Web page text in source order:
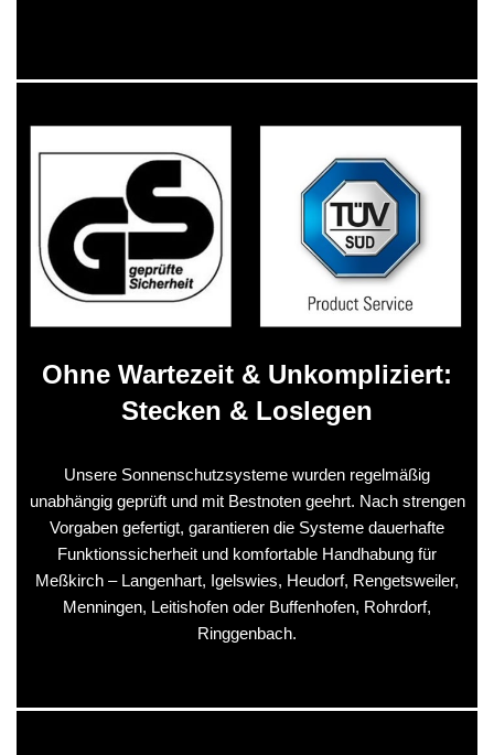
Ohne Wartezeit & Unkompliziert:
Stecken & Loslegen
Unsere Sonnenschutzsysteme wurden regelmäßig
unabhängig geprüft und mit Bestnoten geehrt. Nach strengen
Vorgaben gefertigt, garantieren die Systeme dauerhafte
Funktionssicherheit und komfortable Handhabung für
Meßkirch – Langenhart, Igelswies, Heudorf, Rengetsweiler,
Menningen, Leitishofen oder Buffenhofen, Rohrdorf,
Ringgenbach.